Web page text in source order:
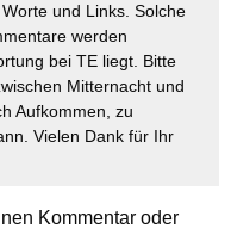
und Links. Solche
werden
bei TE liegt. Bitte
Mitternacht und
Aufkommen, zu
Vielen Dank für Ihr
Kommentar oder